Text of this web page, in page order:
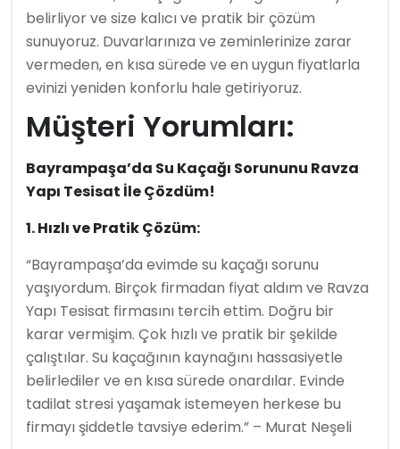
belirliyor ve size kalıcı ve pratik bir çözüm
sunuyoruz. Duvarlarınıza ve zeminlerinize zarar
vermeden, en kısa sürede ve en uygun fiyatlarla
evinizi yeniden konforlu hale getiriyoruz.
Müşteri Yorumları:
Bayrampaşa’da Su Kaçağı Sorununu Ravza
Yapı Tesisat İle Çözdüm!
1. Hızlı ve Pratik Çözüm:
“Bayrampaşa’da evimde su kaçağı sorunu
yaşıyordum. Birçok firmadan fiyat aldım ve Ravza
Yapı Tesisat firmasını tercih ettim. Doğru bir
karar vermişim. Çok hızlı ve pratik bir şekilde
çalıştılar. Su kaçağının kaynağını hassasiyetle
belirlediler ve en kısa sürede onardılar. Evinde
tadilat stresi yaşamak istemeyen herkese bu
firmayı şiddetle tavsiye ederim.” – Murat Neşeli